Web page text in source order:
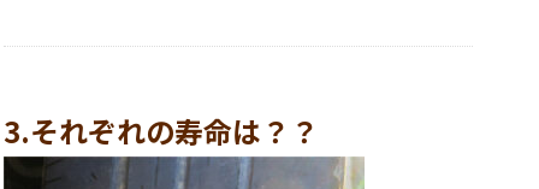
3.それぞれの寿命は？？